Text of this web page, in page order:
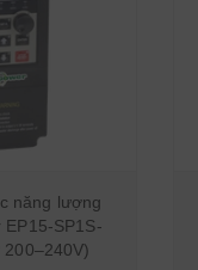
năng lượng
SP1S-